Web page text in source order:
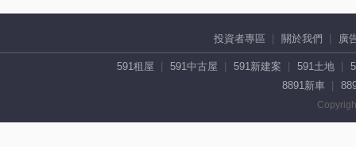
投資者專區 關於我們 廣
591租屋 591中古屋 591新建案 591土地
8891新車